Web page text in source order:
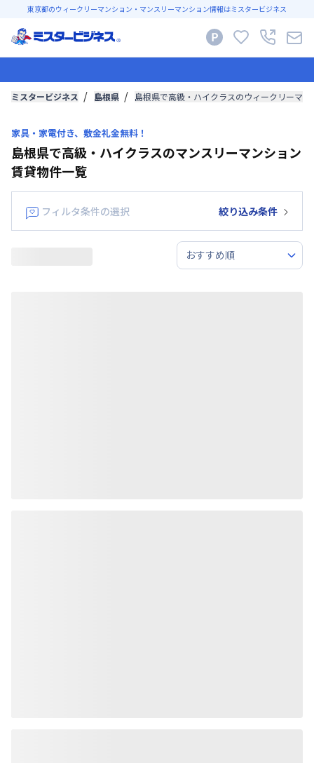
東京都のウィークリーマンション・マンスリーマンション情報はミスタービジネス
ミスタービジネス 島根県 島根県で高級・ハイクラスのウィークリーマ
家具・家電付き、敷金礼金無料！
島根県で高級・ハイクラスのマンスリーマンション
賃貸物件一覧
フィルタ条件の選択 絞り込み条件